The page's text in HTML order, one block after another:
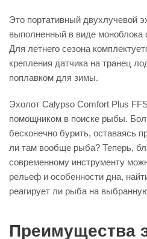
Это портативный двухлучевой
выполненный в виде
Для летнего сезона
крепления датчика на транец
поплавком для зимы.
Эхолот Calypso Comfort Plus
помощником в поиске рыбы.
бесконечно бурить, оставаясь
ли там вообще рыба? Теперь,
современному инструменту
рельеф и особенности дна,
реагирует ли рыба на
Преимущества